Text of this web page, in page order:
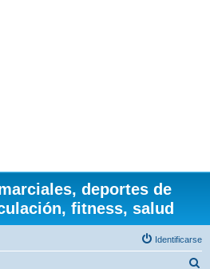
deportes de
fitness, salud
Identificarse